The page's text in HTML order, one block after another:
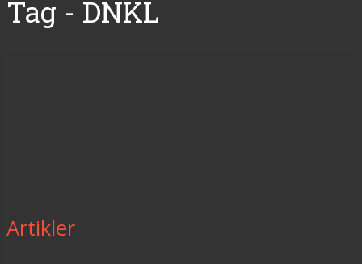
Tag - DNKL
Artikler